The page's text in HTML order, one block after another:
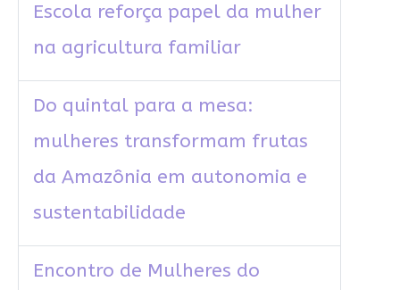
Escola reforça papel da mulher
na agricultura familiar
Do quintal para a mesa:
mulheres transformam frutas
da Amazônia em autonomia e
sustentabilidade
Encontro de Mulheres do